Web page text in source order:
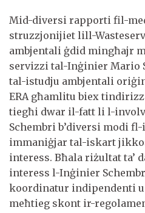
Mid-diversi rapporti fil-
struzzjonijiet lill-
ambjentali ġdid mingħajr
servizzi tal-Inġinier Mario
tal-istudju ambjentali
ERA għamlitu biex
tiegħi dwar il-fatt li l-
Schembri b’diversi modi
immaniġjar tal-iskart
interess. Bħala riżultat ta’
interess l-Inġinier
koordinatur indipendenti
meħtieg skont ir-